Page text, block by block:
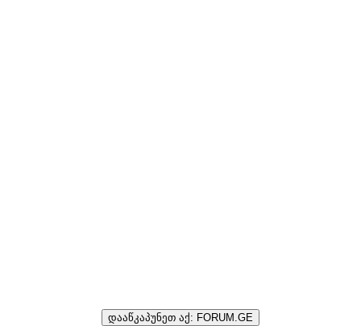
დააწკაპუნეთ აქ: FORUM.GE